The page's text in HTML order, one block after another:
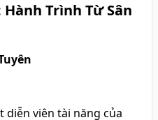
Trình Từ Sân
diễn viên tài năng của